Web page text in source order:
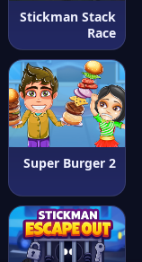
Stickman Stack
Race
Super Burger 2